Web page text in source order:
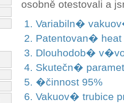
osobně otestovali a
Variabiln�
Patentovan� heat
Dlouhodob�
Skutečn�
�činnost 95%
Vakuov� trubice